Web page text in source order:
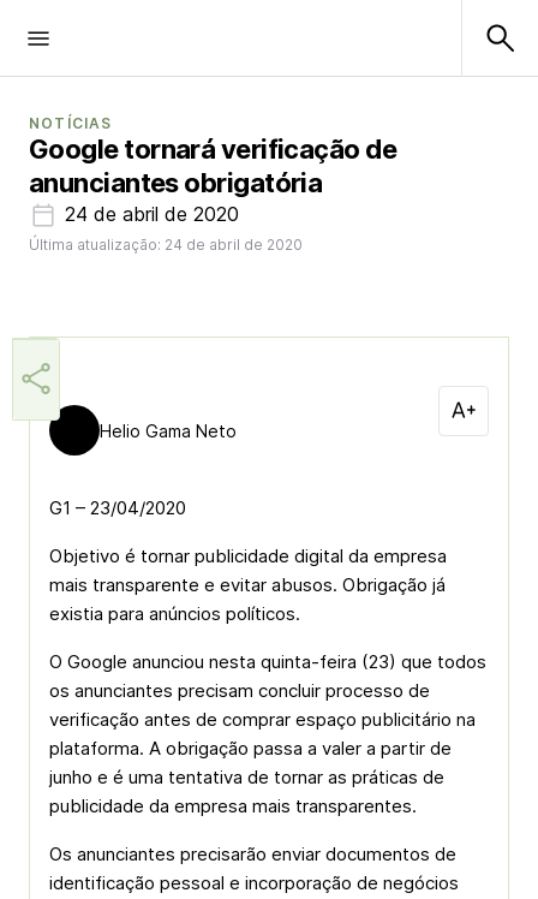
NOTÍCIAS
Google tornará verificação de
anunciantes obrigatória
24 de abril de 2020
Última atualização: 24 de abril de 2020
Helio Gama Neto
G1 – 23/04/2020
Objetivo é tornar publicidade digital da empresa
mais transparente e evitar abusos. Obrigação já
existia para anúncios políticos.
O Google anunciou nesta quinta-feira (23) que todos
os anunciantes precisam concluir processo de
verificação antes de comprar espaço publicitário na
plataforma. A obrigação passa a valer a partir de
junho e é uma tentativa de tornar as práticas de
publicidade da empresa mais transparentes.
Os anunciantes precisarão enviar documentos de
identificação pessoal e incorporação de negócios